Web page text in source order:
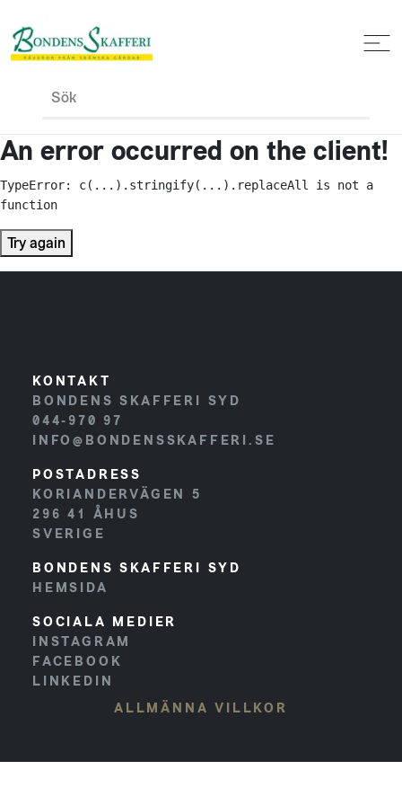
Sök
An error occurred on the client!
TypeError: c(...).stringify(...).replaceAll is not a
function
Try again
KONTAKT
BONDENS SKAFFERI SYD
044-970 97
INFO@BONDENSSKAFFERI.SE
POSTADRESS
KORIANDERVÄGEN 5
296 41 ÅHUS
SVERIGE
BONDENS SKAFFERI SYD
HEMSIDA
SOCIALA MEDIER
INSTAGRAM
FACEBOOK
LINKEDIN
ALLMÄNNA VILLKOR